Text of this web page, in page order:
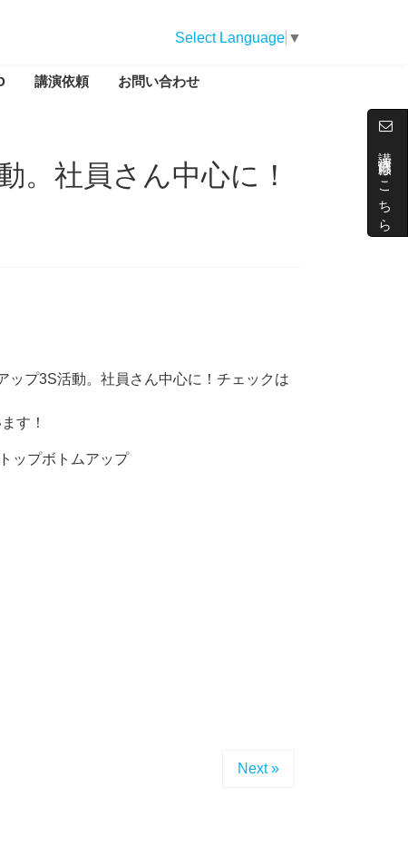
講演依頼はこちら
Select Language ▼
講演依頼 お問い合わせ
。社員さん中心に！
ップ3S活動。社員さん中心に！チェックは
す！
ップボトムアップ
Next »